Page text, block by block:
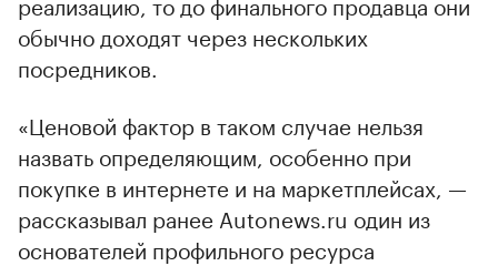
обычно доходят через нескольких
посредников.
«Ценовой фактор в таком случае нельзя
назвать определяющим, особенно при
покупке в интернете и на маркетплейсах, —
рассказывал ранее Autonews.ru один из
основателей профильного ресурса